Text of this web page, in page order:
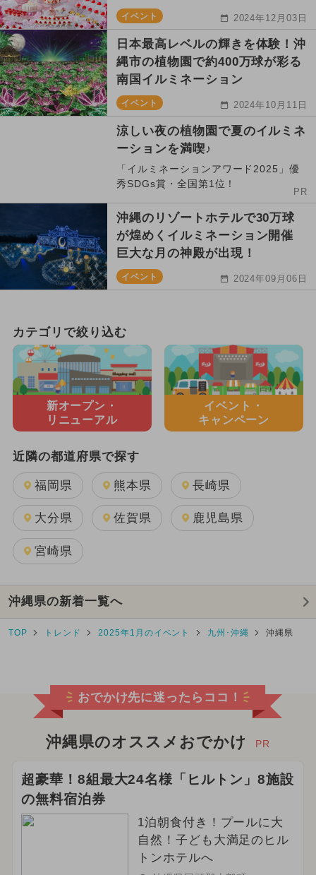
イベント 2024年12月03日
日本最高レベルの輝きを体験！沖
縄市の植物園で約400万球が彩る
南国イルミネーション
イベント 2024年10月11日
涼しい夜の植物園で夏のイルミネ
ーションを満喫♪
「イルミネーションアワード2025」優
秀SDGs賞・全国第1位！
PR
沖縄のリゾートホテルで30万球
が煌めくイルミネーション開催
巨大な月の神殿が出現！
イベント 2024年09月06日
カテゴリで絞り込む
新オープン・
リニューアル
イベント・
キャンペーン
近隣の都道府県で探す
福岡県 熊本県 長崎県
大分県 佐賀県 鹿児島県
宮崎県
沖縄県の新着一覧へ
TOP トレンド 2025年1月のイベント 九州･沖縄 沖縄県
おでかけ先に迷ったらココ！
沖縄県のオススメおでかけ PR
超豪華！8組最大24名様「ヒルトン」8施設
の無料宿泊券
1泊朝食付き！プールに大
自然！子ども大満足のヒル
トンホテルへ